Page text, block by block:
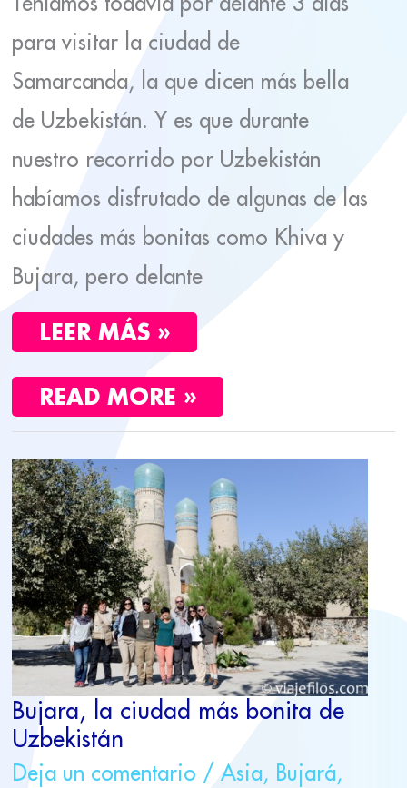
para visitar la ciudad de
Samarcanda, la que dicen más bella
de Uzbekistán. Y es que durante
nuestro recorrido por Uzbekistán
habíamos disfrutado de algunas de las
ciudades más bonitas como Khiva y
Bujara, pero delante
LEER MÁS »
READ MORE »
Bujara, la ciudad más bonita de
Uzbekistán
Deja un comentario /Asia, Bujará,
BUJARA,
LA
CIUDAD
MÁS
BONITA
DE
UZBEKISTÁN